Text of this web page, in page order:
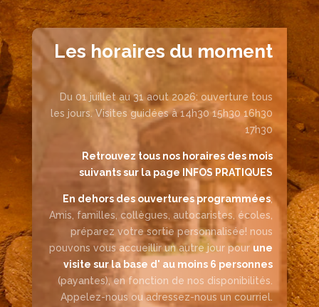
Les horaires du moment
Du 01 juillet au 31 aout 2026: ouverture tous
les jours. Visites guidées à 14h30 15h30 16h30
17h30
Retrouvez tous nos horaires des mois
suivants sur la page INFOS PRATIQUES
En dehors des ouvertures programmées,
Amis, familles, collègues, autocaristes, écoles,
préparez votre sortie personnalisée! nous
pouvons vous accueillir un autre jour pour une
visite sur la base d' au moins 6 personnes
(payantes), en fonction de nos disponibilités.
Appelez-nous ou adressez-nous un courriel.